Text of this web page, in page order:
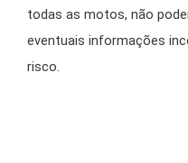
todas as motos, não
eventuais informações
risco.